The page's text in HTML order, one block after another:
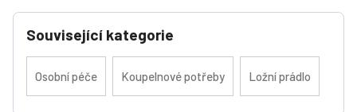
Související kategorie
Osobní péče Koupelnové potřeby Ložní prádlo